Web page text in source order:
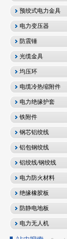
预绞式电力金具
电力变压器
防震锤
光缆金具
均压环
电缆冷热缩附件
电力绝缘护套
铁附件
钢芯铝绞线
铝包钢绞线
铝绞线/钢绞线
电力防火材料
绝缘橡胶板
防静电地板
电力无人机